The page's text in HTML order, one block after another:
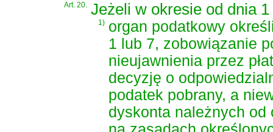
Art. 20. Jeżeli w okresie od dnia
1) organ podatkowy
1 lub 7, zobowiązanie
nieujawnienia przez
decyzję o
podatek pobrany, a
dyskonta należnych